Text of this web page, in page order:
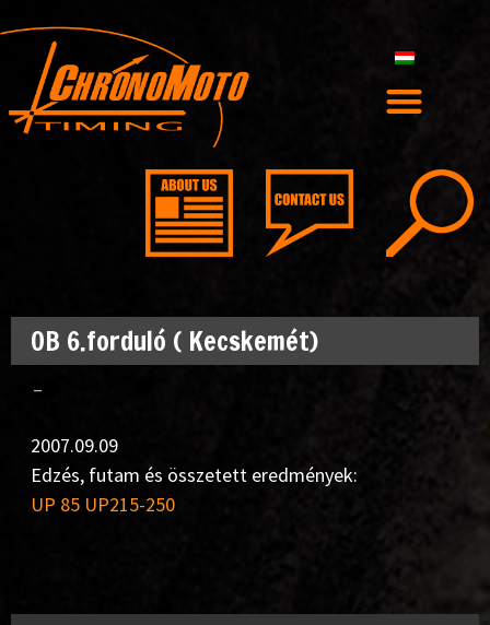
OB 6.forduló ( Kecskemét)
–
2007.09.09
Edzés, futam és összetett eredmények:
UP 85 UP215-250